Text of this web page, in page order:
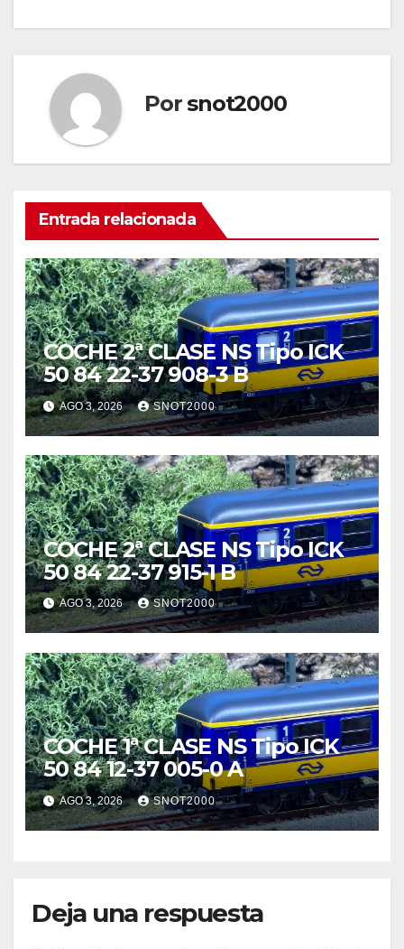
Porsnot2000
Entrada relacionada
COCHE 2ª CLASE NS Tipo ICK
50 84 22-37 908-3 B
AGO 3, 2026 SNOT2000
COCHE 2ª CLASE NS Tipo ICK
50 84 22-37 915-1 B
AGO 3, 2026 SNOT2000
COCHE 1ª CLASE NS Tipo ICK
50 84 12-37 005-0 A
AGO 3, 2026 SNOT2000
Deja una respuesta